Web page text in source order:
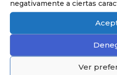
negativamente a ciertas
Ver